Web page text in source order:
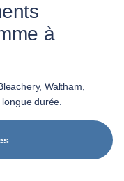
à
Waltham,
durée.